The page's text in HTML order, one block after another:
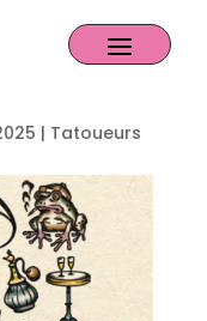
| Tatoueurs